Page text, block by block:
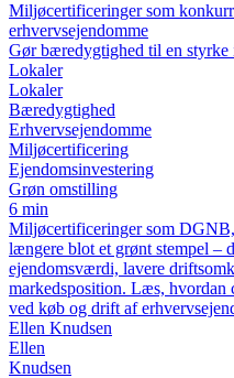
Miljøcertificeringer som
erhvervsejendomme
Gør bæredygtighed til en
Lokaler
Lokaler
Bæredygtighed
Erhvervsejendomme
Miljøcertificering
Ejendomsinvestering
Grøn omstilling
6 min
Miljøcertificeringer som
længere blot et grønt stempel –
ejendomsværdi, lavere
markedsposition. Læs, hvordan
ved køb og drift af
Ellen Knudsen
Ellen
Knudsen